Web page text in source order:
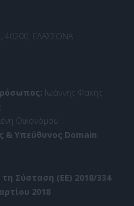
40200, ΕΛΑΣΣΟΝΑ
Ιωάννης Φακής
Οικονόμου
& Υπεύθυνος Domain:
Σύσταση (ΕΕ) 2018/334
2018